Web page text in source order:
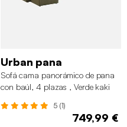
Urban pana
Sofá cama panorámico de pana
con baúl, 4 plazas , Verde kaki
5 (1)
749,99 €